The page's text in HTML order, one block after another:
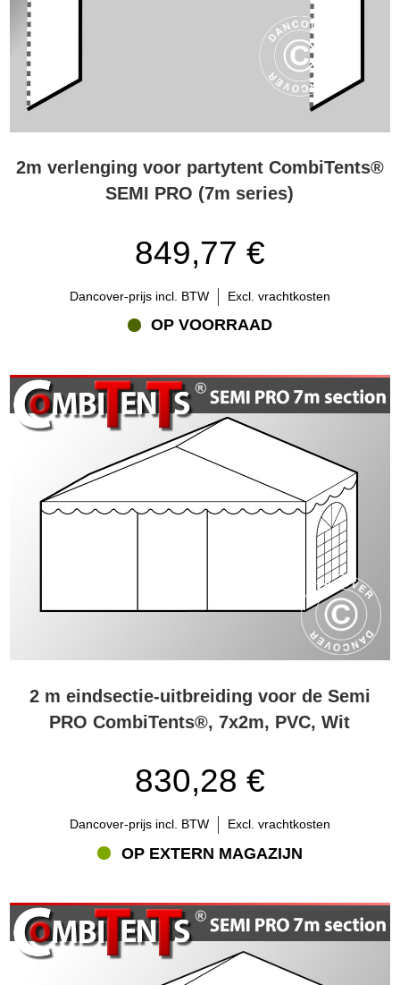
2m verlenging voor partytent CombiTents®
SEMI PRO (7m series)
849,77 €
Dancover-prijs incl. BTW Excl. vrachtkosten
OP VOORRAAD
2 m eindsectie-uitbreiding voor de Semi
PRO CombiTents®, 7x2m, PVC, Wit
830,28 €
Dancover-prijs incl. BTW Excl. vrachtkosten
OP EXTERN MAGAZIJN